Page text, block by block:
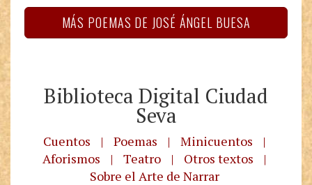
MÁS POEMAS DE JOSÉ ÁNGEL BUESA
Biblioteca Digital Ciudad
Seva
Cuentos | Poemas | Minicuentos
|
Aforismos
| Teatro | Otros textos
|
Sobre el Arte de Narrar